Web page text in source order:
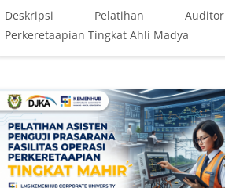
Deskripsi Pelatihan Auditor
Perkeretaapian Tingkat Ahli Madya